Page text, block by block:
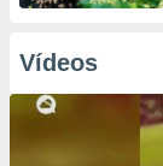
Vídeos